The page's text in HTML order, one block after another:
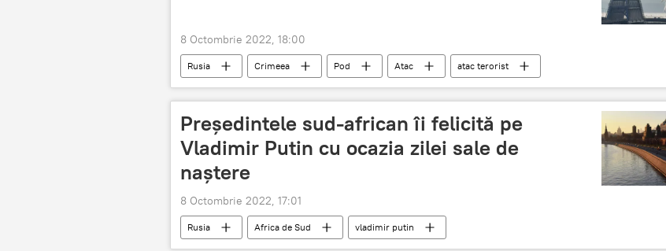
8 Octombrie 2022, 18:00
Rusia Crimeea Pod Atac atac terorist
Președintele sud-african îi felicită pe
Vladimir Putin cu ocazia zilei sale de
naştere
8 Octombrie 2022, 17:01
Rusia Africa de Sud vladimir putin